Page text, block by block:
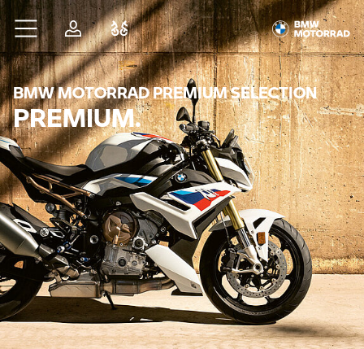
Zum Hauptinhalt springen
AnmeldenFahrzeugvergleich
BMW MOTORRAD PREMIUM SELECTION
PREMIUM.